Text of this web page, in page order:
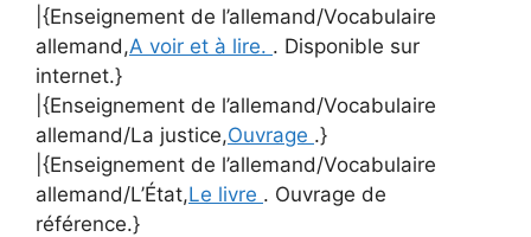
|{Enseignement de l’allemand/Vocabulaire
allemand,A voir et à lire. . Disponible sur
internet.}
|{Enseignement de l’allemand/Vocabulaire
allemand/La justice,Ouvrage .}
|{Enseignement de l’allemand/Vocabulaire
allemand/L’État,Le livre . Ouvrage de
référence.}